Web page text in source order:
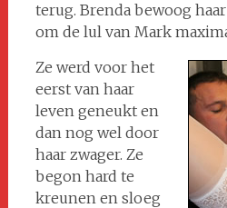
terug. Brenda bewoog
om de lul van Mark
Ze werd voor het
eerst van haar
leven geneukt en
dan nog wel door
haar zwager. Ze
begon hard te
kreunen en sloeg